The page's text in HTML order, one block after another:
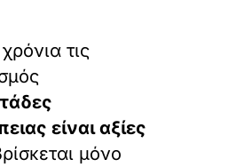
τις
είναι αξίες
μόνο